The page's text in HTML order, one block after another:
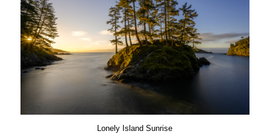
Lonely Island Sunrise